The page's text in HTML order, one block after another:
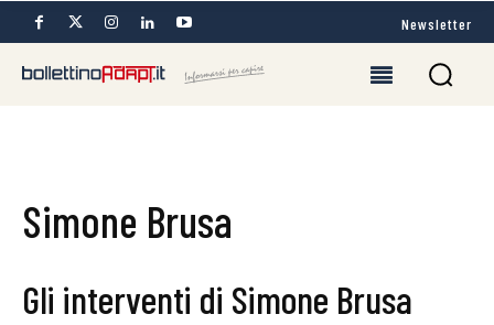
Newsletter
Simone Brusa
Gli interventi di Simone Brusa